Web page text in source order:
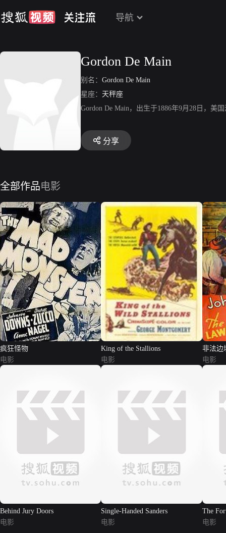
导航
Gordon De Main
别名： Gordon De Main
星座： 天秤座
Gordon De Main，出生于1886年9月28日，美
分享
全部作品电影
疯狂怪物
电影
King of the Stallions
电影
非法边
电影
Behind Jury Doors
电影
Single-Handed Sanders
电影
The
电影